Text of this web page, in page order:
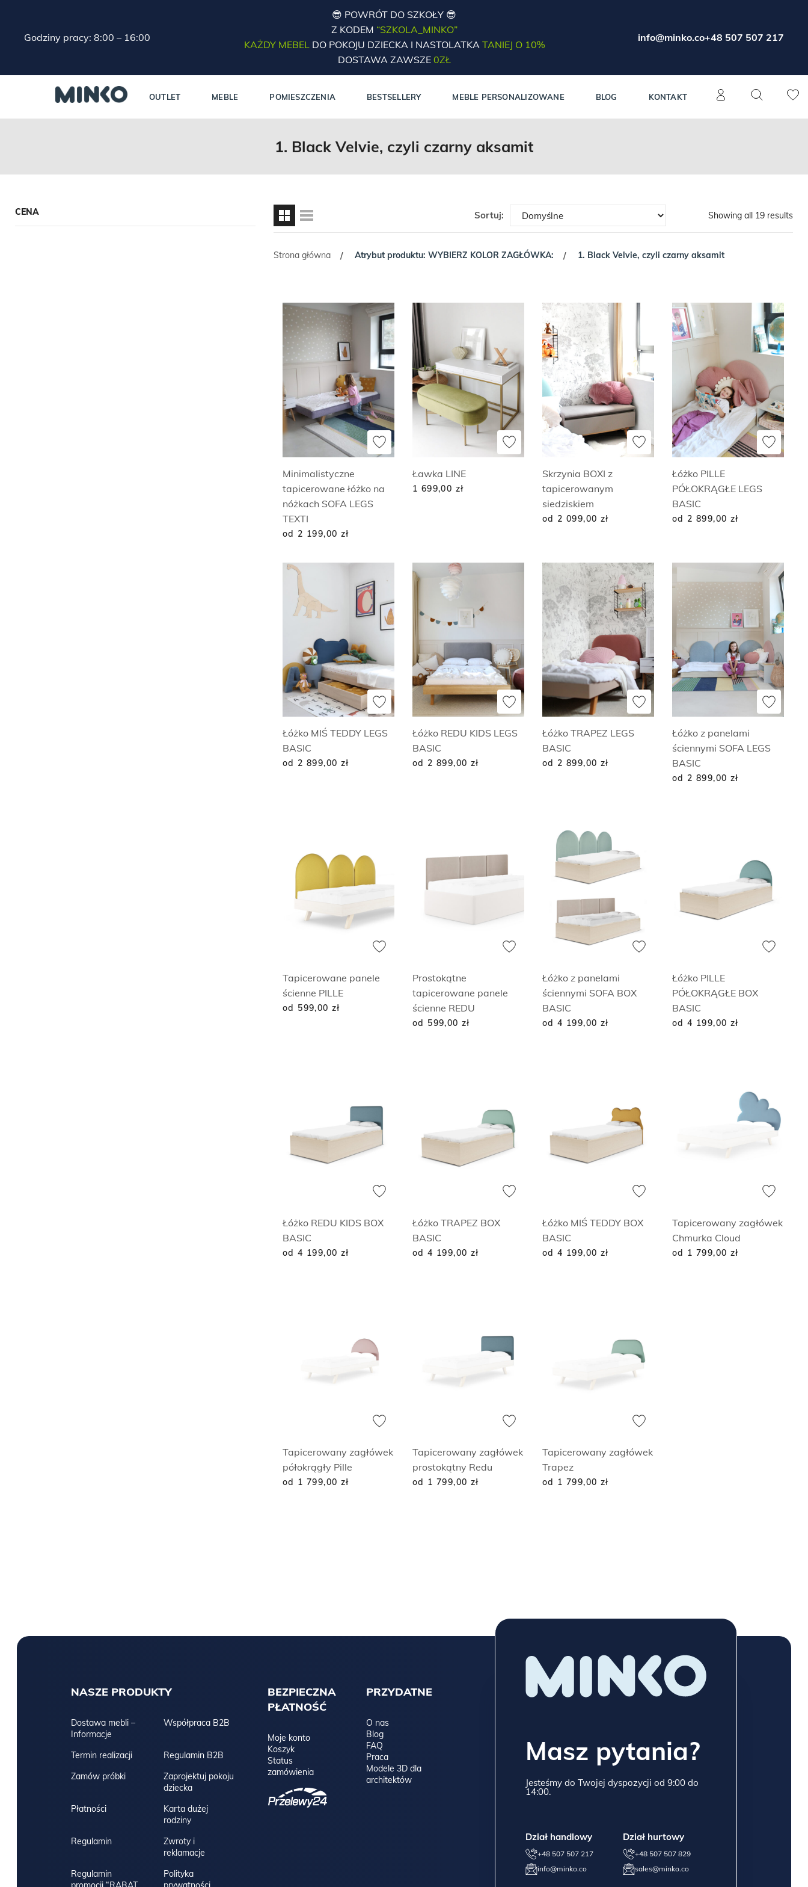
Godziny pracy: 8:00 – 16:00
😎 POWRÓT DO SZKOŁY 😎
Z KODEM “SZKOLA_MINKO”
KAŻDY MEBELDO POKOJU DZIECKA I NASTOLATKATANIEJ O 10%
DOSTAWA ZAWSZE 0ZŁ
info@minko.co+48 507 507 217
OUTLET MEBLE POMIESZCZENIA BESTSELLERY MEBLE PERSONALIZOWANE BLOG KONTAKT
1. Black Velvie, czyli czarny aksamit
CENA Sortuj: Showing all 19 results
Strona główna / Atrybut produktu: WYBIERZ KOLOR ZAGŁÓWKA: / 1. Black Velvie, czyli czarny aksamit
Minimalistyczne
tapicerowane łóżko na
nóżkach SOFA LEGS
TEXTI
od 2 199,00 zł
Ławka LINE
1 699,00 zł
Skrzynia BOXI z
tapicerowanym
siedziskiem
od 2 099,00 zł
Łóżko PILLE
PÓŁOKRĄGŁE LEGS
BASIC
od 2 899,00 zł
Łóżko MIŚ TEDDY LEGS
BASIC
od 2 899,00 zł
Łóżko REDU KIDS LEGS
BASIC
od 2 899,00 zł
Łóżko TRAPEZ LEGS
BASIC
od 2 899,00 zł
Łóżko z panelami
ściennymi SOFA LEGS
BASIC
od 2 899,00 zł
Tapicerowane panele
ścienne PILLE
od 599,00zł
Prostokątne
tapicerowane panele
ścienne REDU
od 599,00zł
Łóżko z panelami
ściennymi SOFA BOX
BASIC
od 4 199,00 zł
Łóżko PILLE
PÓŁOKRĄGŁE BOX
BASIC
od 4 199,00 zł
Łóżko REDU KIDS BOX
BASIC
od 4 199,00 zł
Łóżko TRAPEZ BOX
BASIC
od 4 199,00 zł
Łóżko MIŚ TEDDY BOX
BASIC
od 4 199,00 zł
Tapicerowany zagłówek
Chmurka Cloud
od 1 799,00 zł
Tapicerowany zagłówek
półokrągły Pille
od 1 799,00 zł
Tapicerowany zagłówek
prostokątny Redu
od 1 799,00 zł
Tapicerowany zagłówek
Trapez
od 1 799,00 zł
NASZE PRODUKTY
Dostawa mebli –
Informacje
Termin realizacji
Zamów próbki
Płatności
Regulamin
Regulamin
Współpraca B2B
Regulamin B2B
Zaprojektuj pokoju
dziecka
Karta dużej
rodziny
Zwroty i
reklamacje
Polityka
BEZPIECZNA
PŁATNOŚĆ
Moje konto
Koszyk
Status
zamówienia
PRZYDATNE
O nas
Blog
FAQ
Praca
Modele 3D dla
architektów
Masz pytania?
Jesteśmy do Twojej dyspozycji od 9:00 do
14:00.
Dział handlowy
+48 507 507 217
info@minko.co
Dział hurtowy
+48 507 507 829
sales@minko.co